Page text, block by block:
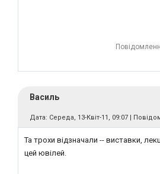
Василь
Дата: Середа, 13-Квіт-11, 09:07 |
Та трохи відзначали -- виставки,
цей ювілей.